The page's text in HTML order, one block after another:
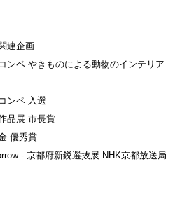
連企画
ペ やきものによる動物のインテリア
ンペ 入選
品展 市長賞
優秀賞
- 京都府新鋭選抜展 NHK京都放送局